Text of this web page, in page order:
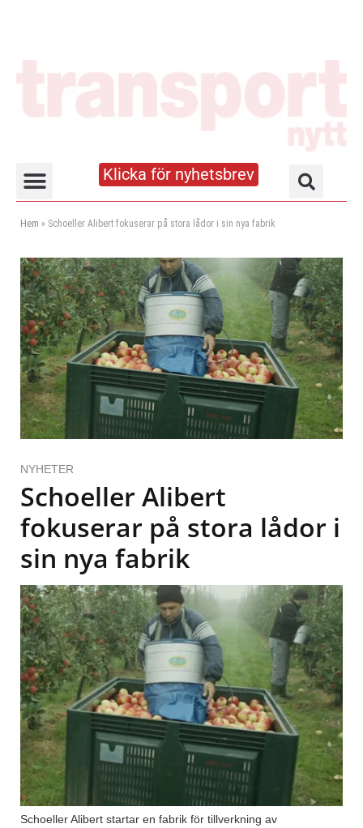
Klicka för nyhetsbrev
Hem » Schoeller Alibert fokuserar på stora lådor i sin nya fabrik
NYHETER
Schoeller Alibert
fokuserar på stora lådor i
sin nya fabrik
Schoeller Alibert startar en fabrik för tillverkning av